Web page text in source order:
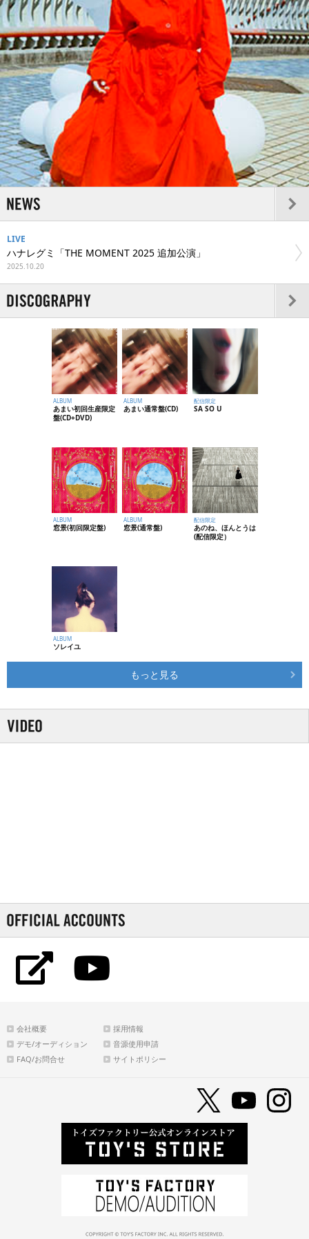
LIVE
ハナレグミ「THE MOMENT 2025 追加公演」
2025.10.20
ALBUM
あまい初回生産限定
盤(CD+DVD)
ALBUM
あまい通常盤(CD)
配信限定
SA SO U
ALBUM
窓景(初回限定盤)
ALBUM
窓景(通常盤)
配信限定
あのね、ほんとうは
(配信限定）
ALBUM
ソレイユ
もっと見る
会社概要
採用情報
デモ/オーディション
音源使用申請
FAQ/お問合せ
サイトポリシー